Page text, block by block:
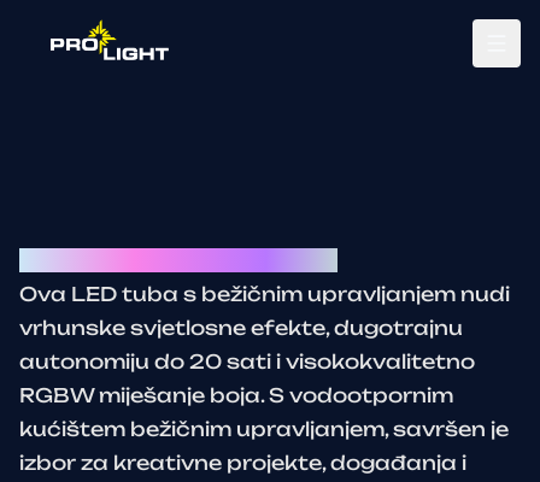
Ova LED tuba s bežičnim upravljanjem nudi
vrhunske svjetlosne efekte, dugotrajnu
autonomiju do 20 sati i visokokvalitetno
RGBW miješanje boja. S vodootpornim
kućištem bežičnim upravljanjem, savršen je
izbor za kreativne projekte, događanja i